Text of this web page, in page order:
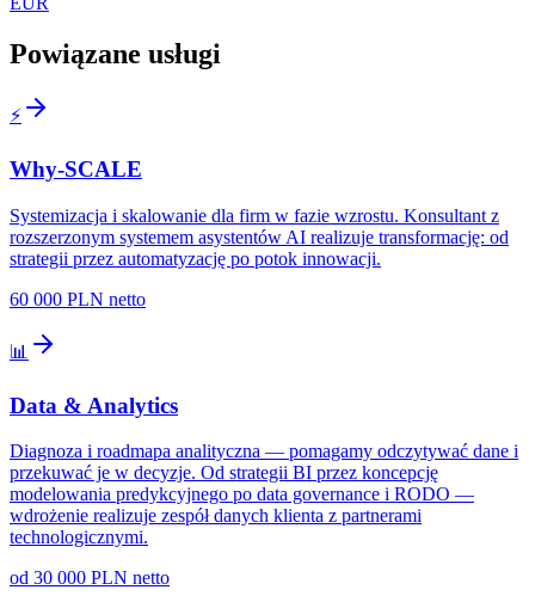
Powiązane usługi
⚡
Why-SCALE
Systemizacja i skalowanie dla firm w fazie wzrostu. Konsultant z
rozszerzonym systemem asystentów AI realizuje transformację: od
strategii przez automatyzację po potok innowacji.
60 000 PLN netto
📊
Data & Analytics
Diagnoza i roadmapa analityczna — pomagamy odczytywać dane i
przekuwać je w decyzje. Od strategii BI przez koncepcję
modelowania predykcyjnego po data governance i RODO —
wdrożenie realizuje zespół danych klienta z partnerami
technologicznymi.
od 30 000 PLN netto